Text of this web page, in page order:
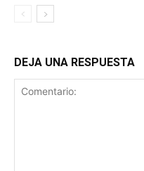
DEJA UNA RESPUESTA